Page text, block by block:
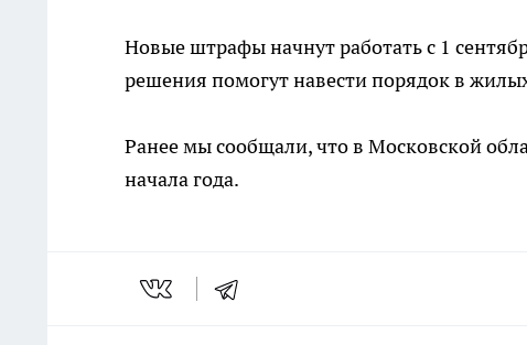
Новые штрафы начнут работать с 1
решения помогут навести порядок в
Ранее мы сообщали, что в Московской
начала года.